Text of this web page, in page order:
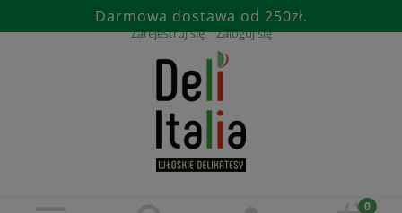
Darmowa dostawa od 250zł.
Zarejestruj się Zaloguj się